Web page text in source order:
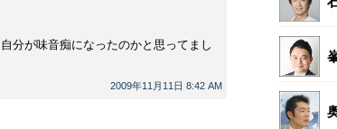
2009年11月11日 8:42 AM
分が味音痴になったのかと思ってまし